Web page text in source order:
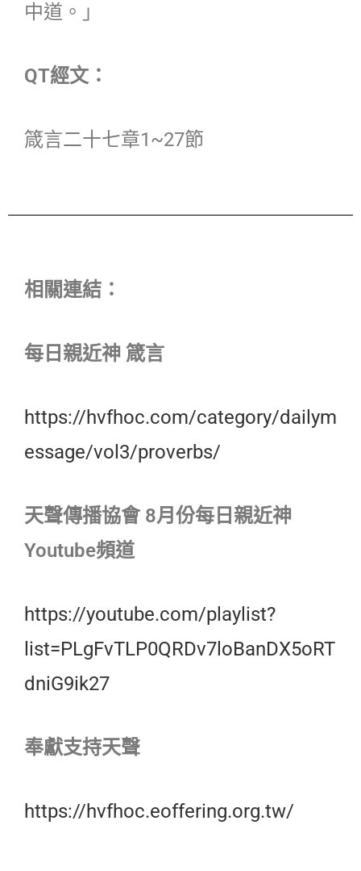
中道。」
QT經文：
箴言二十七章1~27節
相關連結：
每日親近神 箴言
https://hvfhoc.com/category/dailym
essage/vol3/proverbs/
天聲傳播協會 8月份每日親近神
Youtube頻道
https://youtube.com/playlist?
list=PLgFvTLP0QRDv7loBanDX5oRT
dniG9ik27
奉獻支持天聲
https://hvfhoc.eoffering.org.tw/